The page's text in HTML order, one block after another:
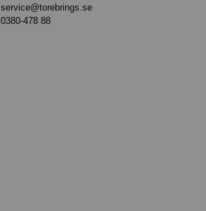
service@torebrings.se
0380-478 88